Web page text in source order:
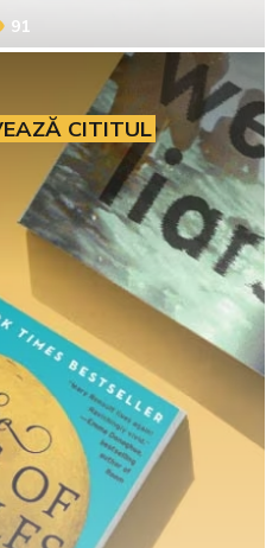
91
CITITUL